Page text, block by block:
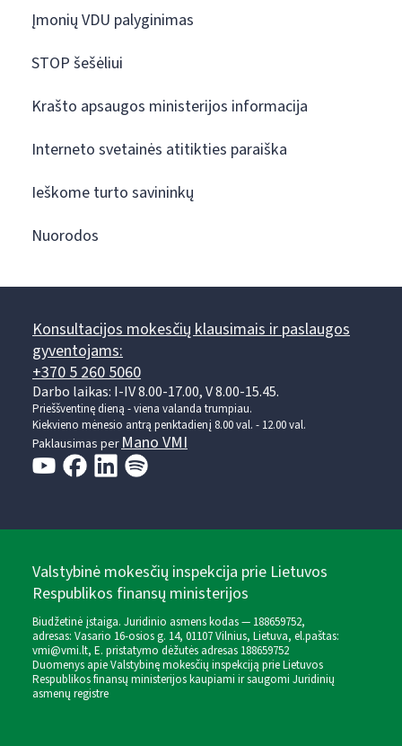
Įmonių VDU palyginimas
STOP šešėliui
Krašto apsaugos ministerijos informacija
Interneto svetainės atitikties paraiška
Ieškome turto savininkų
Nuorodos
Konsultacijos mokesčių klausimais ir paslaugos
gyventojams:
+370 5 260 5060
Darbo laikas: I-IV 8.00-17.00, V 8.00-15.45.
Prieššventinę dieną - viena valanda trumpiau.
Kiekvieno mėnesio antrą penktadienį 8.00 val. - 12.00 val.
Paklausimas perMano VMI
Valstybinė mokesčių inspekcija prie Lietuvos
Respublikos finansų ministerijos
Biudžetinė įstaiga. Juridinio asmens kodas — 188659752,
adresas: Vasario 16-osios g. 14, 01107 Vilnius, Lietuva, el.paštas:
vmi@vmi.lt, E. pristatymo dėžutės adresas 188659752
Duomenys apie Valstybinę mokesčių inspekciją prie Lietuvos
Respublikos finansų ministerijos kaupiami ir saugomi Juridinių
asmenų registre